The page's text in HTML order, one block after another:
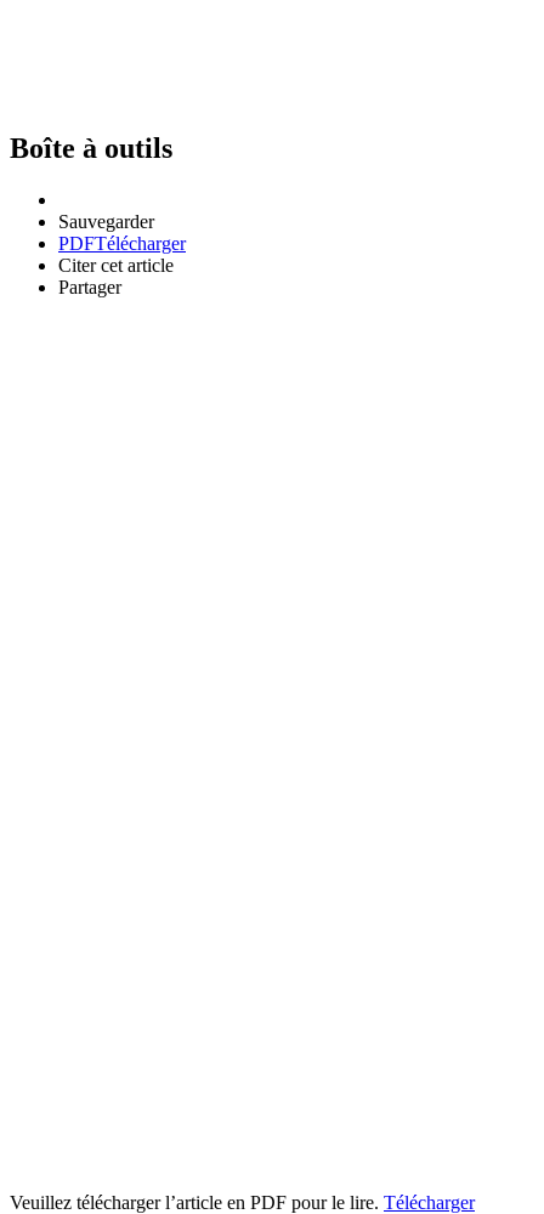
Boîte à outils
Sauvegarder
PDFTélécharger
Citer cet article
Partager
Veuillez télécharger l’article en PDF pour le lire. Télécharger